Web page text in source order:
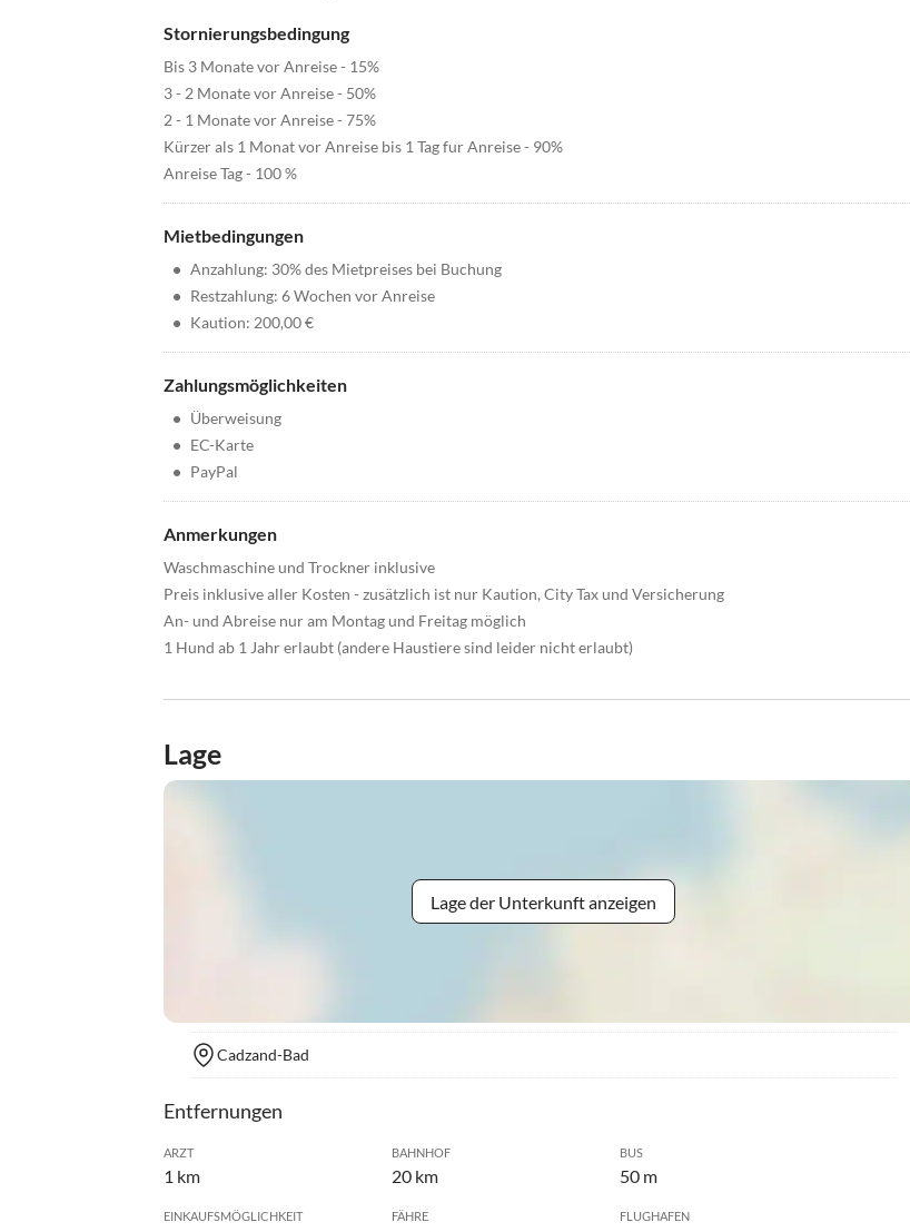
Stornierungsbedingung
Bis 3 Monate vor Anreise - 15%
3 - 2 Monate vor Anreise - 50%
2 - 1 Monate vor Anreise - 75%
Kürzer als 1 Monat vor Anreise bis 1 Tag fur Anreise - 90%
Anreise Tag - 100 %
Mietbedingungen
• Anzahlung: 30% des Mietpreises bei Buchung
• Restzahlung: 6 Wochen vor Anreise
• Kaution: 200,00 €
Zahlungsmöglichkeiten
• Überweisung
• EC-Karte
• PayPal
Anmerkungen
Waschmaschine und Trockner inklusive
Preis inklusive aller Kosten - zusätzlich ist nur Kaution, City Tax und Versicherung
An- und Abreise nur am Montag und Freitag möglich
1 Hund ab 1 Jahr erlaubt (andere Haustiere sind leider nicht erlaubt)
Lage
Lage der Unterkunft anzeigen
Cadzand-Bad
Entfernungen
ARZT
1 km
BAHNHOF
20 km
BUS
50 m
EINKAUFSMÖGLICHKEIT FÄHRE FLUGHAFEN